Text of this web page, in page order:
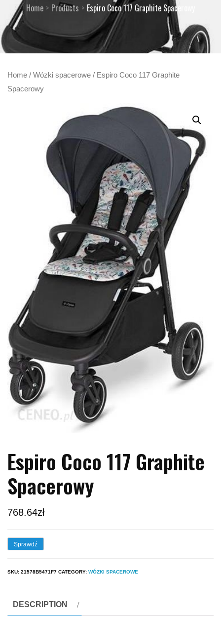
Home Products Espiro Coco 117 Graphite Spacerowy
Home / Wózki spacerowe / Espiro Coco 117 Graphite
Spacerowy
Espiro Coco 117 Graphite
Spacerowy
768.64zł
Sprawdź
SKU: 21578B5471F7 CATEGORY: WÓZKI SPACEROWE
DESCRIPTION